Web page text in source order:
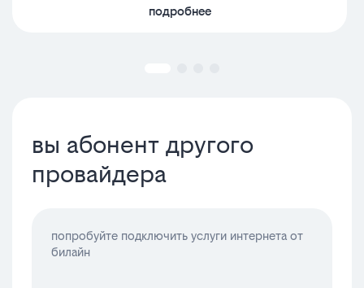
подробнее
вы абонент другого
провайдера
попробуйте подключить услуги интернета от
билайн